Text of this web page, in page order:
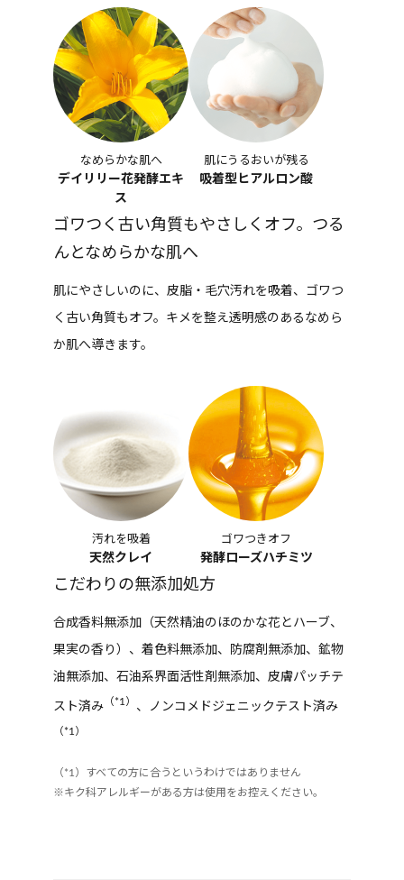
なめらかな肌へ
デイリリー花発酵エキ
ス
肌にうるおいが残る
吸着型ヒアルロン酸
ゴワつく古い角質もやさしくオフ。つる
んとなめらかな肌へ
肌にやさしいのに、皮脂・毛穴汚れを吸着、ゴワつ
く古い角質もオフ。キメを整え透明感のあるなめら
か肌へ導きます。
汚れを吸着
天然クレイ
ゴワつきオフ
発酵ローズハチミツ
こだわりの無添加処方
合成香料無添加（天然精油のほのかな花とハーブ、
果実の香り）、着色料無添加、防腐剤無添加、鉱物
油無添加、石油系界面活性剤無添加、皮膚パッチテ
スト済み （*1） 、ノンコメドジェニックテスト済み
（*1）
（*1）すべての方に合うというわけではありません
※キク科アレルギーがある方は使用をお控えください。